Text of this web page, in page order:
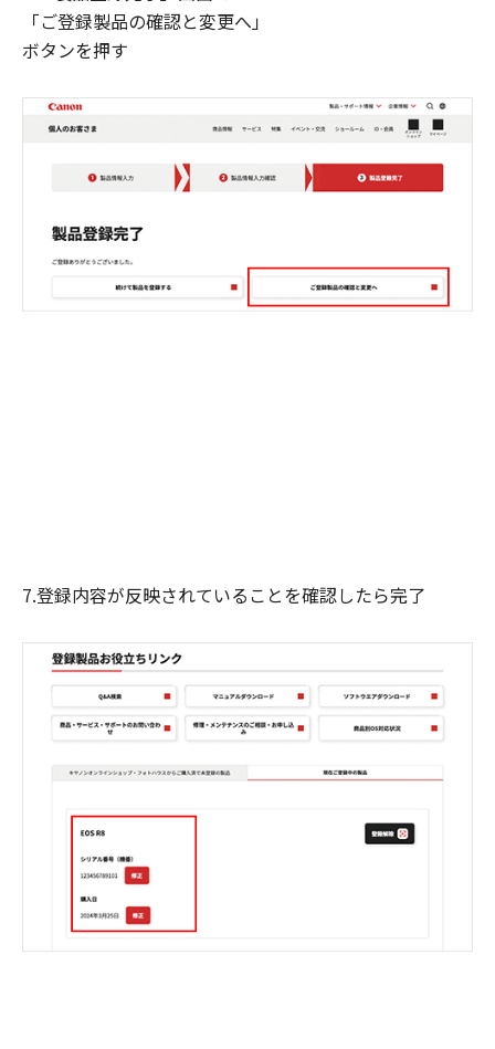
「ご登録製品の確認と変更へ」
ボタンを押す
7.登録内容が反映されていることを確認したら完了